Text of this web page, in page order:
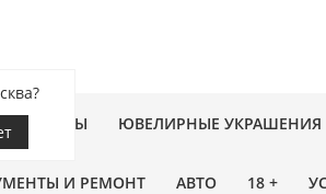
ЦВЕТЫ ЮВЕЛИРНЫЕ УКРАШЕНИЯ
И РЕМОНТ АВТО 18 +